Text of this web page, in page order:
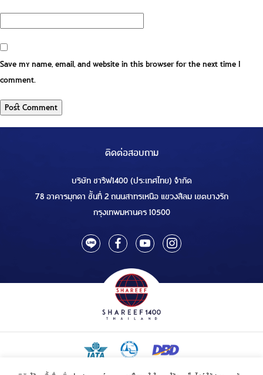
Save my name, email, and website in this browser for the next time I
comment.
ติดต่อสอบถาม
บริษัท ชารีฟ1400 (ประเทศไทย) จำกัด
78 อาคารมุกดา ชั้นที่ 2 ถนนสาทรเหนือ แขวงสีลม เขตบางรัก
กรุงเทพมหานคร 10500